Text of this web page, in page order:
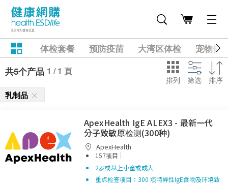
体检套餐 预防疫苗 大湾区体检
宠物健
共5个产品 1 / 1 頁
排列 筛选 排序
乳制品
ApexHealth IgE ALEX3 - 最新一代
分子致敏原检测(300种)
ApexHealth
157项目 |
2岁或以上小童或成人
重点检查项目：300 项特异性IgE食物及环境致